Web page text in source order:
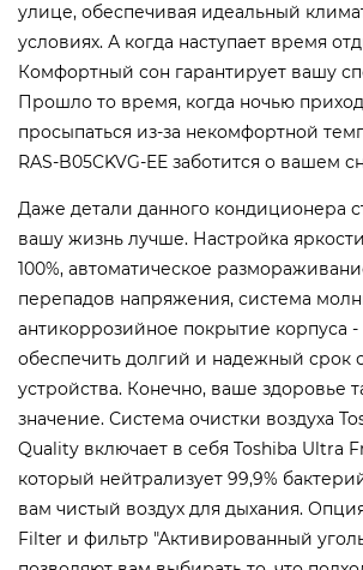
улице, обеспечивая идеальный
условиях. А когда наступает время
Комфортный сон гарантирует вашу
Прошло то время, когда ночью
просыпаться из-за некомфортной
RAS-B05CKVG-EE заботится о вашем
Даже детали данного кондиционера
вашу жизнь лучше. Настройка
100%, автоматическое
перепадов напряжения, система
антикоррозийное покрытие корпуса -
обеспечить долгий и надежный срок
устройства. Конечно, ваше здоровье
значение. Система очистки воздуха
Quality включает в себя Toshiba Ultra
который нейтрализует 99,9%
вам чистый воздух для дыхания.
Filter и фильтр "Активированный